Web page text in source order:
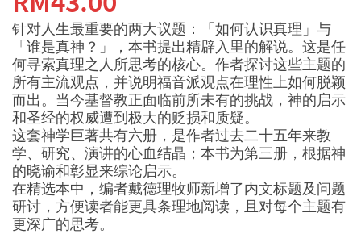
针对人生最重要的两大议题：「如何认识真理」与
「谁是真神？」，本书提出精辟入里的解说。这是任
何寻索真理之人所思考的核心。作者探讨这些主题的
所有主流观点，并说明福音派观点在理性上如何脱颖
而出。当今基督教正面临前所未有的挑战，神的启示
和圣经的权威遭到极大的贬损和质疑。
这套神学巨著共有六册，是作者过去二十五年来教
学、研究、演讲的心血结晶；本书为第三册，根据神
的晓谕和彰显来综论启示。
在精选本中，编者戴德理牧师新增了内文标题及问题
研讨，方便读者能更具条理地阅读，且对每个主题有
更深广的思考。